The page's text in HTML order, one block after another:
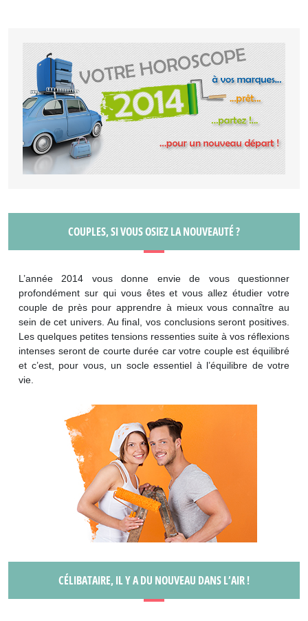
COUPLES, SI VOUS OSIEZ LA NOUVEAUTÉ ?
L’année 2014 vous donne envie de vous questionner
profondément sur qui vous êtes et vous allez étudier votre
couple de près pour apprendre à mieux vous connaître au
sein de cet univers. Au final, vos conclusions seront positives.
Les quelques petites tensions ressenties suite à vos réflexions
intenses seront de courte durée car votre couple est équilibré
et c’est, pour vous, un socle essentiel à l’équilibre de votre
vie.
CÉLIBATAIRE, IL Y A DU NOUVEAU DANS L’AIR !